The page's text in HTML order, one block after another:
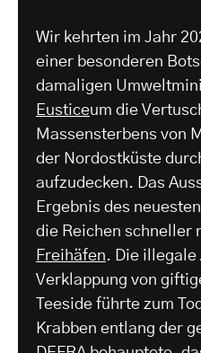
Wir kehrten im Jahr
einer besonderen
damaligen
Eusticeum die
Massensterbens von
der Nordostküste
aufzudecken. Das
Ergebnis des
die Reichen schneller
Freihäfen. Die illegale
Verklappung von
Teeside führte zum
Krabben entlang der